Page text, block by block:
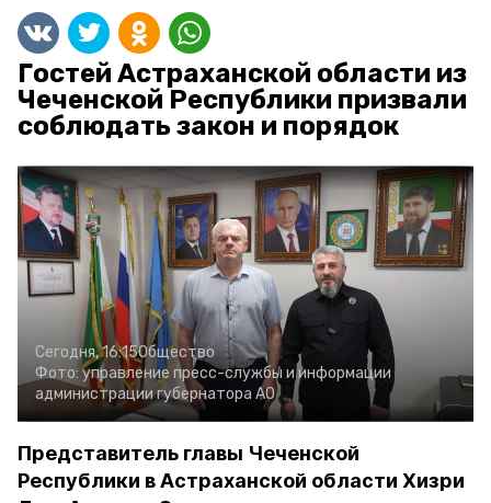
Гостей Астраханской области из
Чеченской Республики призвали
соблюдать закон и порядок
Сегодня, 16:15Общество
Фото: управление пресс-службы и информации
администрации губернатора АО
Представитель главы Чеченской
Республики в Астраханской области Хизри